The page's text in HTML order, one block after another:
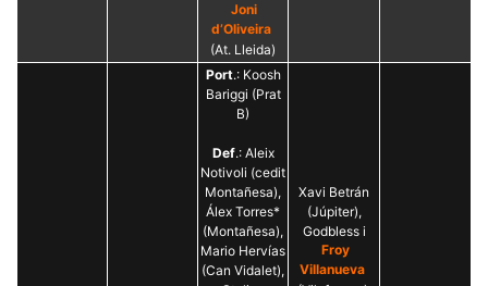
Joni
d’Oliveira
(At. Lleida)
Port.: Koosh
Bariggi (Prat
B)
Def.: Aleix
Notivoli (cedit
Montañesa),
Álex Torres*
(Montañesa),
Mario Hervías
(Can Vidalet),
Xavi Betrán
(Júpiter),
Godbless i
Froy
Villanueva